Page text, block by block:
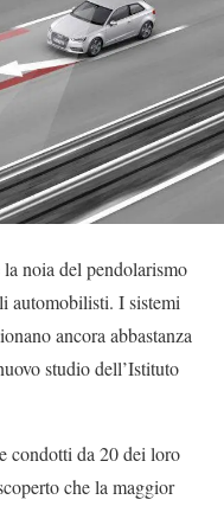
noia del pendolarismo
automobilisti. I sistemi
ancora abbastanza
studio dell’Istituto
condotti da 20 dei loro
che la maggior